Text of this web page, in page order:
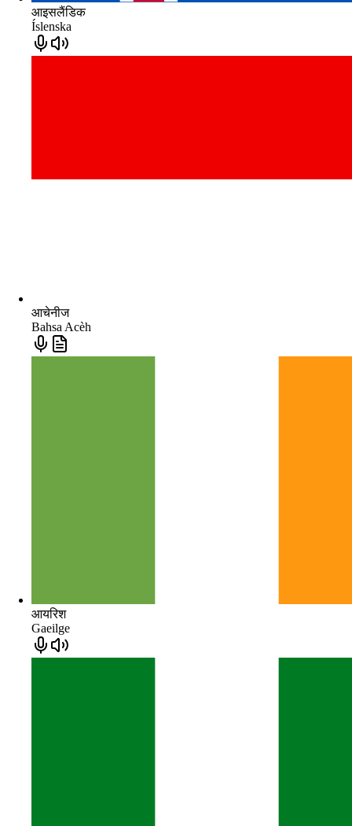
आइसलैंडिक
Íslenska
आचेनीज
Bahsa Acèh
आयरिश
Gaeilge